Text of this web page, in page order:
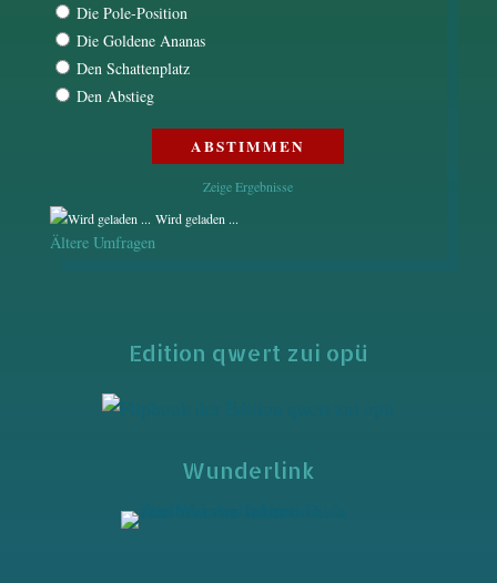
Die Pole-Position
Die Goldene Ananas
Den Schattenplatz
Den Abstieg
Zeige Ergebnisse
Wird geladen ...
Ältere Umfragen
Edition qwert zui opü
Wunderlink